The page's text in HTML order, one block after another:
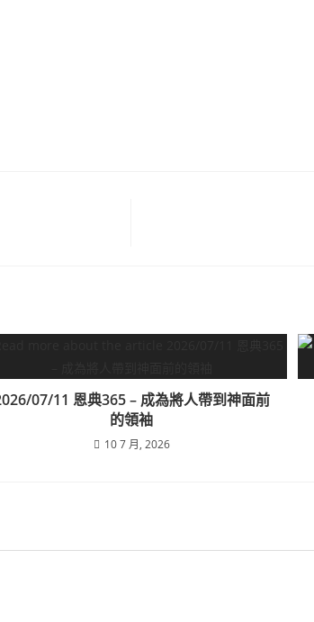
07/11 恩典365 – 成為將人帶到神面前
的領袖
10 7 月, 2026